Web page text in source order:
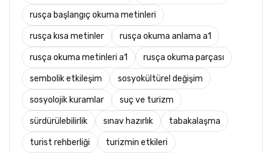
rusça başlangıç okuma metinleri
rusça kısa metinler rusça okuma anlama a1
rusça okuma metinleri a1 rusça okuma parçası
sembolik etkileşim sosyokültürel değişim
sosyolojik kuramlar suç ve turizm
sürdürülebilirlik sınav hazırlık tabakalaşma
turist rehberliği turizmin etkileri